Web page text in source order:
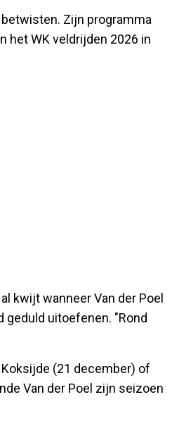
Zijn programma
het WK veldrijden 2026 in
kwijt wanneer Van der Poel
geduld uitoefenen. "Rond
(21 december) of
Van der Poel zijn seizoen